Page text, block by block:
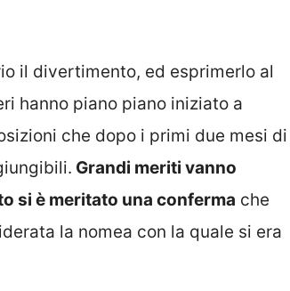
il divertimento, ed esprimerlo al
hanno piano piano iniziato a
che dopo i primi due mesi di
Grandi meriti vanno
si è meritato una conferma che
la nomea con la quale si era